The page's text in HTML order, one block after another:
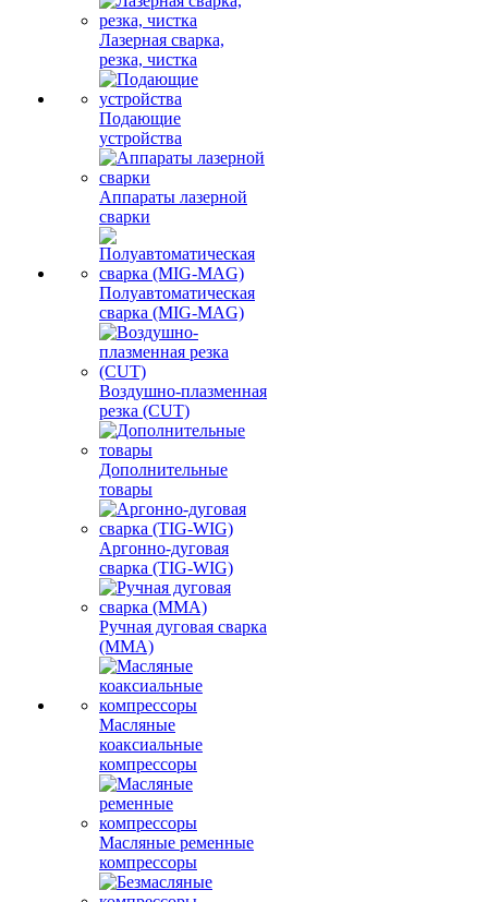
Лазерная сварка,
резка, чистка
Подающие
устройства
Аппараты лазерной
сварки
Полуавтоматическая
сварка (MIG-MAG)
Воздушно-плазменная
резка (CUT)
Дополнительные
товары
Аргонно-дуговая
сварка (TIG-WIG)
Ручная дуговая сварка
(MMA)
Масляные
коаксиальные
компрессоры
Масляные ременные
компрессоры